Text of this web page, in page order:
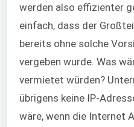
werden also effizienter
einfach, dass der
bereits ohne solche
vergeben wurde. Was
vermietet würden?
übrigens keine IP-
wäre, wenn die Internet